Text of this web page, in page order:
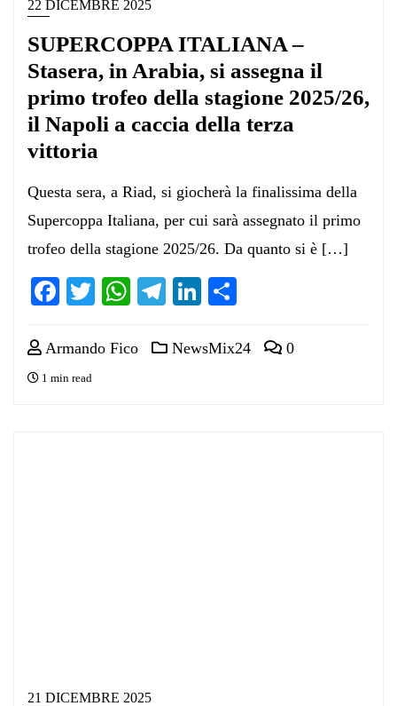
22 DICEMBRE 2025
SUPERCOPPA ITALIANA –
Stasera, in Arabia, si assegna il
primo trofeo della stagione 2025/26,
il Napoli a caccia della terza
vittoria
Questa sera, a Riad, si giocherà la finalissima della
Supercoppa Italiana, per cui sarà assegnato il primo
trofeo della stagione 2025/26. Da quanto si è […]
Facebook
TwitterWhatsApp
Telegram
LinkedIn
Armando Fico NewsMix24 0
1 min read
21 DICEMBRE 2025